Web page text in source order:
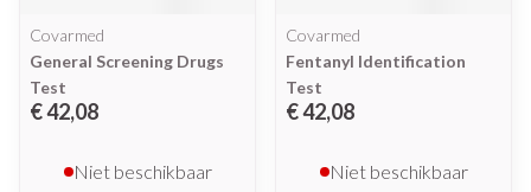
Covarmed
General Screening Drugs
Test
€ 42,08
Niet beschikbaar
Covarmed
Fentanyl Identification
Test
€ 42,08
Niet beschikbaar